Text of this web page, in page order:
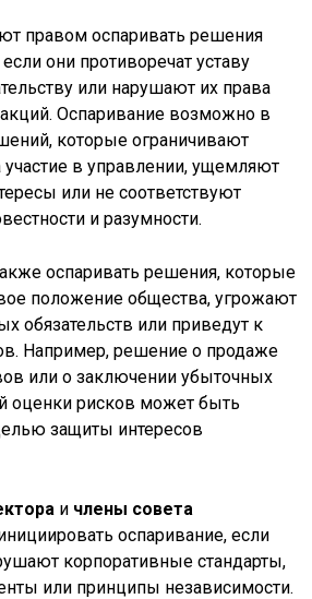
правом оспаривать решения
они противоречат уставу
или нарушают их права
Оспаривание возможно в
которые ограничивают
участие в управлении, ущемляют
или не соответствуют
и разумности.
оспаривать решения, которые
положение общества, угрожают
обязательств или приведут к
Например, решение о продаже
или о заключении убыточных
оценки рисков может быть
защиты интересов
и члены совета
оспаривание, если
корпоративные стандарты,
или принципы независимости.